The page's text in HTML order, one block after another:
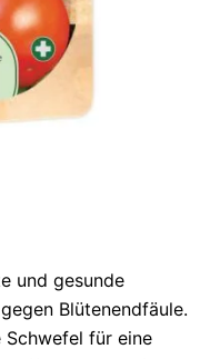
und gesunde
Blütenendfäule.
für eine